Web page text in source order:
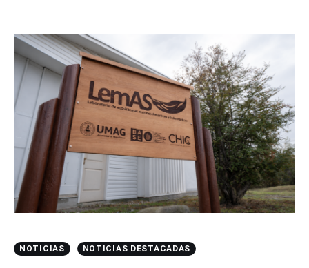
COMUNICACIONES
CONTACTO
NOTICIAS NOTICIAS DESTACADAS